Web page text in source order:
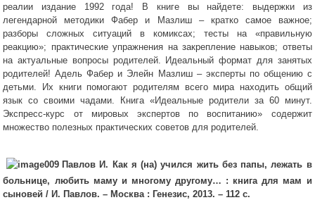
реалии издание 1992 года! В книге вы найдете: выдержки из
легендарной методики Фабер и Мазлиш – кратко самое важное;
разборы сложных ситуаций в комиксах; тесты на «правильную
реакцию»; практические упражнения на закрепление навыков; ответы
на актуальные вопросы родителей. Идеальный формат для занятых
родителей! Адель Фабер и Элейн Мазлиш – эксперты по общению с
детьми. Их книги помогают родителям всего мира находить общий
язык со своими чадами. Книга «Идеальные родители за 60 минут.
Экспресс-курс от мировых экспертов по воспитанию» содержит
множество полезных практических советов для родителей.
Павлов И. Как я (на) учился жить без папы, лежать в
больнице, любить маму и многому другому… : книга для мам и
сыновей / И. Павлов. – Москва : Генезис, 2013. – 112 с.